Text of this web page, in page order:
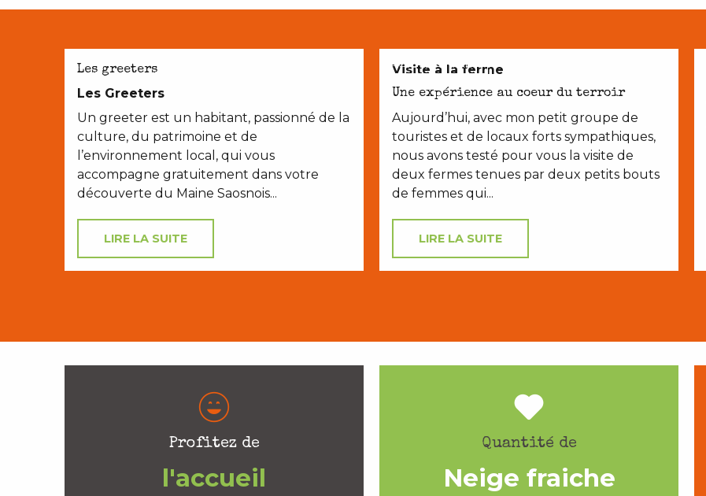
Les greeters
Les Greeters
Un greeter est un habitant, passionné de la
culture, du patrimoine et de
l’environnement local, qui vous
accompagne gratuitement dans votre
découverte du Maine Saosnois...
LIRE LA SUITE
AVEC LES ENFANTS
Visite à la ferme
Une expérience au coeur du terroir
Aujourd’hui, avec mon petit groupe de
touristes et de locaux forts sympathiques,
nous avons testé pour vous la visite de
deux fermes tenues par deux petits bouts
de femmes qui...
LIRE LA SUITE
Profitez de
l'accueil
Quantité de
Neige fraiche